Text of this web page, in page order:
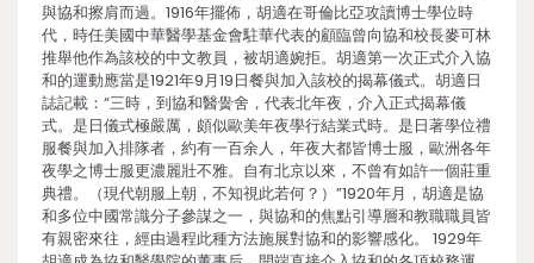
與協和擦肩而過。1916年擺佈，胡適在哥倫比亞攻讀博士學位時
代，時任美國中華醫學基金會駐華代表的顧臨曾向協和校長麥可林
推舉他作為該校的中文教員，被胡適婉拒。胡適第一次正式介入協
和的運動應當是1921年9月19日餐與加入該校的揭幕儀式。胡適日
誌記載：“三時，到協和醫黌舍，代表北年夜，介入正式揭幕儀
式。是日儀式極嚴厲，頗似歐美年夜學行結業式時。是日著學位禮
服餐與加入排隊者，約有一百余人，年夜大都皆博士服，歐洲各年
夜學之博士服更濃麗壯不雅。自有北京以來，不曾有如許一個莊重
典禮。（現代朝服上朝，不知視此若何？）”1920年月，胡適是協
和多位中國常識分子參謀之一，與協和的焦點引導層和教職職員皆
有親密來往，經由過程此種方法施展對協和的影響感化。 1929年